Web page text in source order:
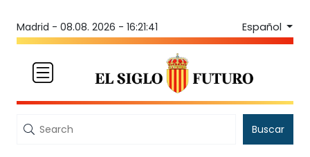
Madrid - 08.08. 2026 - 16:21:41 Español
Buscar